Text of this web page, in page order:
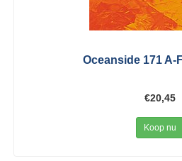
Oceanside 171 A-
€20,45
Koop nu